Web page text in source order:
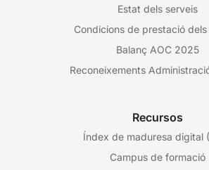
Estat dels serveis
Condicions de prestació dels
Balanç AOC 2025
Reconeixements
Recursos
Índex de maduresa digital
Campus de formació